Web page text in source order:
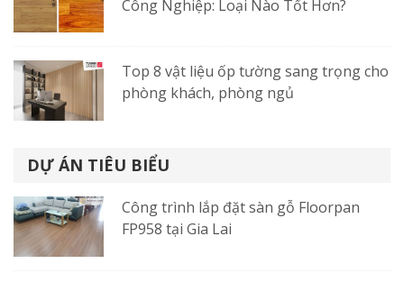
Công Nghiệp: Loại Nào Tốt Hơn?
Top 8 vật liệu ốp tường sang trọng cho
phòng khách, phòng ngủ
DỰ ÁN TIÊU BIỂU
Công trình lắp đặt sàn gỗ Floorpan
FP958 tại Gia Lai